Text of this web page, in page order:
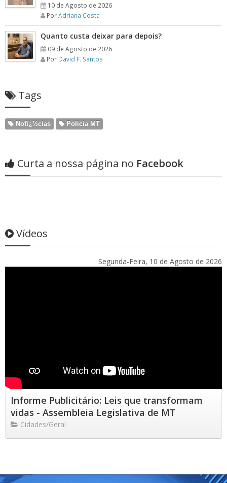
10 de Agosto de 2026
PorAdriana Costa
Quanto custa deixar para depois?
09 de Agosto de 2026
Por David F. Santos
Tags
Notï¿½cias Policia MT
Curta a nossa página no Facebook
Vídeos
Segunda-Feira, 10 de Agosto de 2026
Informe Publicitário: Leis que transformam
vidas - Assembleia Legislativa de MT
Cidades/Geral